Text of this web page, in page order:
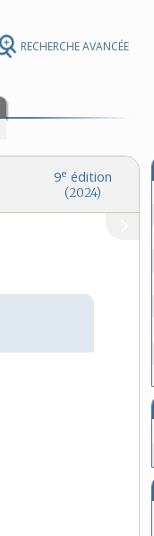
RECHERCHE AVANCÉE
9e édition
(2024)